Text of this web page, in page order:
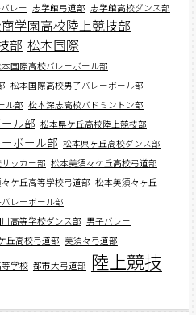
レー 志学館弓道部 志学館高校ダンス部
学園高校陸上競技部
部 松本国際
国際高校バレーボール部
松本国際高校男子バレーボール部
ル部 松本深志高校バドミントン部
ル部 松本県ケ丘高校陸上競技部
ボール部 松本県ヶ丘高校ダンス部
ッカー部 松本美須々ケ丘高校弓道部
ケ丘高等学校弓道部 松本美須々ヶ丘
レーボール部
高等学校ダンス部 男子バレー
丘高校弓道部 美須々弓道部
学校 都市大弓道部 陸上競技